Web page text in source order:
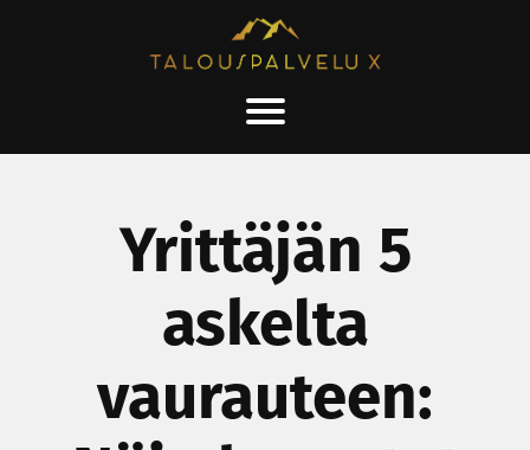
Yrittäjän 5
askelta
vaurauteen: